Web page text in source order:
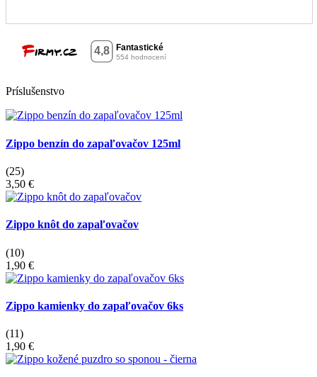
Príslušenstvo
Zippo benzín do zapaľovačov 125ml
(25)
3,50 €
Zippo knôt do zapaľovačov
(10)
1,90 €
Zippo kamienky do zapaľovačov 6ks
(11)
1,90 €